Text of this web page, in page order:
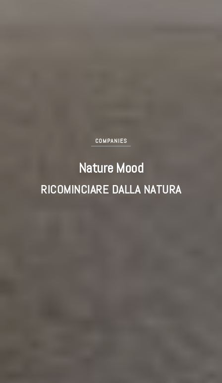
COMPANIES
Nature Mood
RICOMINCIARE DALLA NATURA